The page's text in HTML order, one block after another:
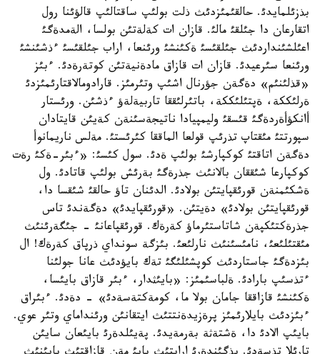
بذزئلمايدئ. حالقئمئزدئث ذلت بولئپ ساقتالئپ قالؤئنا رول
اتقارعان دا جئلقئ مالئ. قازان ات كةلةتئن بولسا، الةمدةگئ
اعئلشئنداردئث جئلقئسئ ةكئنشئ ورئنعا، اراب جئلقئسئ ءذشئنشئ
ورئنعا سئرعيدئ. قازان ات قازاق مادةنيةتئن كوتةرةدئ. ءبئز
«قذلئنئم» دةگةن جؤرنال اشئپ وتئرمئز. قارادومالاقتارئمئزدئ
ةرلئككة، ةپتئلئككة، باتئرلئققا تاربيةلةؤ ءذشئن. ورئستار
أانكؤأةردةگئ قئسقئ وليمپيادا ناتيجةسئنةن كةيئن قايتادان
سپورتتئ مئقتاپ تذرئپ قولعا الماققا كئرئستئ. مةلس ناريمانوأ
دةگةن اتاقتئ كوكپارشئ بولئپ ةدئ. سول كئسئ: «ءبئر-ةكئ رةت
كوكپارعا شئققان بالانئث جذرةگئ بةرئش بولئپ قاتادئ. ول
ةشكئمنةن قورئقپايتئن بولادئ. الدئنان تاؤ حالقئ شئقسا دا،
قورئقپايتئن بولادئ» دةيتئن. «قورئقپايدئ» دةگةندئ تاس
جذرةكتئكپةن شاتاستئرماؤ كةرةك. قورئقپاعانئ - جئگةرئنئث
مئقتئلئعئ، نامئسئنئث نارلئعئ. بئزگة سونداي ذرپاق كةرةك! ال
بئزدةگئ جاستاردئث كوپشئلئگئ تةك بايؤدئث عانا جولئنا
ءتذسئپ بارادئ. ةلباسئمئز: «بايئثدار، ءبئر قازاق بايئسا،
ةكئنشئ قازاققا جامان بولا ما، كومةكتةسةدئ» - دةدئ. ءبئراق
ءبئزدئث بايلارئمئز پرةزيدةنتتئث ايتقانئن ورئنداماي وتئر عوي.
بايئپ الادئ دا، ةشتةثة بةرمةيدئ. پةيئلدةرئ بايئعان سايئن